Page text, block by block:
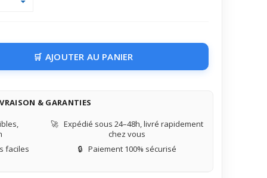
AJOUTER AU PANIER
& GARANTIES
🚀 Expédié sous 24–48h, livré rapidement
chez vous
faciles
🔒 Paiement 100% sécurisé